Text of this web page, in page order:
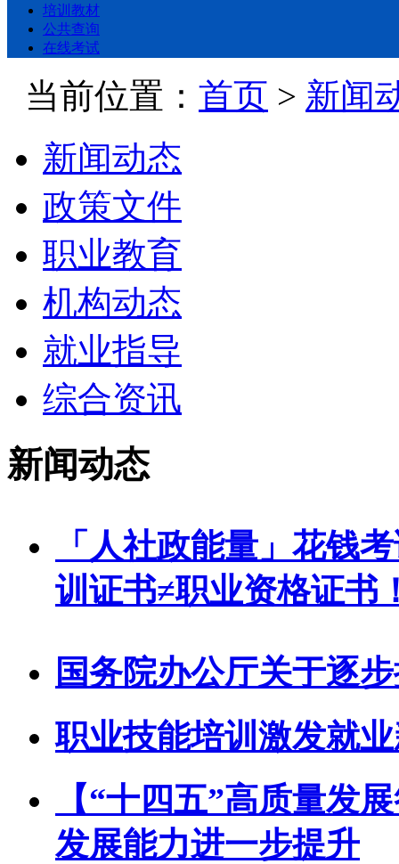
培训教材
公共查询
在线考试
当前位置： 首页 > 新闻
新闻动态
政策文件
职业教育
机构动态
就业指导
综合资讯
新闻动态
「人社政能量」花钱
训证书≠职业资格证书
国务院办公厅关于逐
职业技能培训激发就
【“十四五”高质量发
发展能力进一步提升